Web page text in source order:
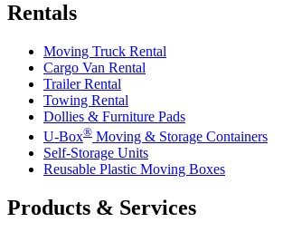
Rentals
Moving Truck Rental
Cargo Van Rental
Trailer Rental
Towing Rental
Dollies & Furniture Pads
U-Box® Moving & Storage Containers
Self-Storage Units
Reusable Plastic Moving Boxes
Products & Services